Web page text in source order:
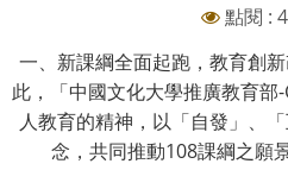
點閱 :
一、新課綱全面起跑，教育創
此，「中國文化大學推廣教育部
人教育的精神，以「自發」、
念，共同推動108課綱之願